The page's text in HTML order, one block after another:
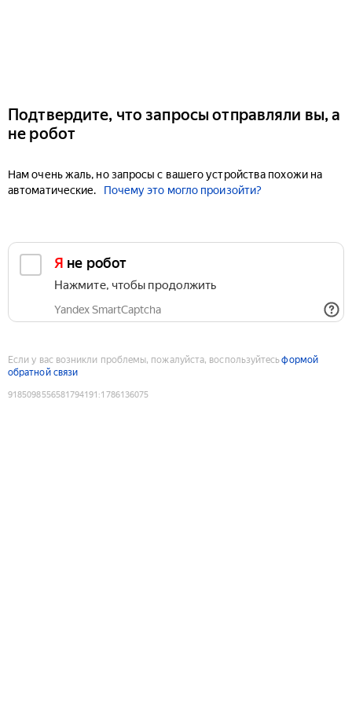
Подтвердите, что запросы отправляли вы, а
не робот
Нам очень жаль, но запросы с вашего устройства похожи на
автоматические.
Почему это могло произойти?
Я не робот
Нажмите, чтобы продолжить
Yandex SmartCaptcha
Если у вас возникли проблемы, пожалуйста, воспользуйтесьформой
обратной связи
9185098556581794191 :1786136075